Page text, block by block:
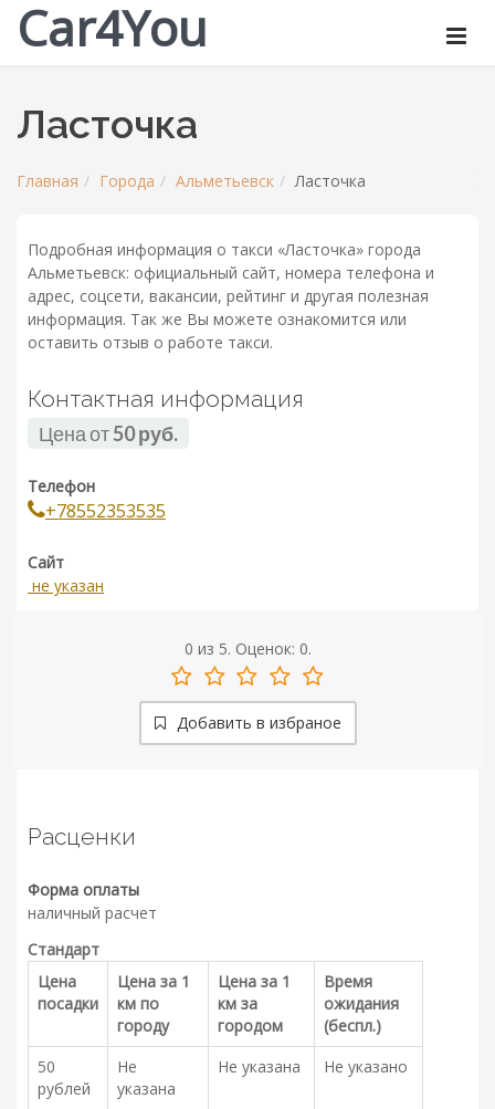
Car4You
Ласточка
Главная Города Альметьевск Ласточка
Подробная информация о такси «Ласточка» города
Альметьевск: официальный сайт, номера телефона и
адрес, соцсети, вакансии, рейтинг и другая полезная
информация. Так же Вы можете ознакомится или
оставить отзыв о работе такси.
Контактная информация
Цена от50 руб.
Телефон
+78552353535
Сайт
не указан
0 из 5. Оценок: 0.
Добавить в избраное
Расценки
Форма оплаты
наличный расчет
Стандарт
Цена
посадки
Цена за 1
км по
городу
Цена за 1
км за
городом
Время
ожидания
(беспл.)
50
рублей
Не
указана
Не указана Не указано